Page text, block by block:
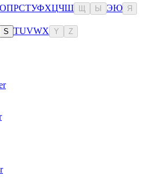
ОПРСТУФХЦЧШ Ы ЭЮ Я
S TUVWX Y Z